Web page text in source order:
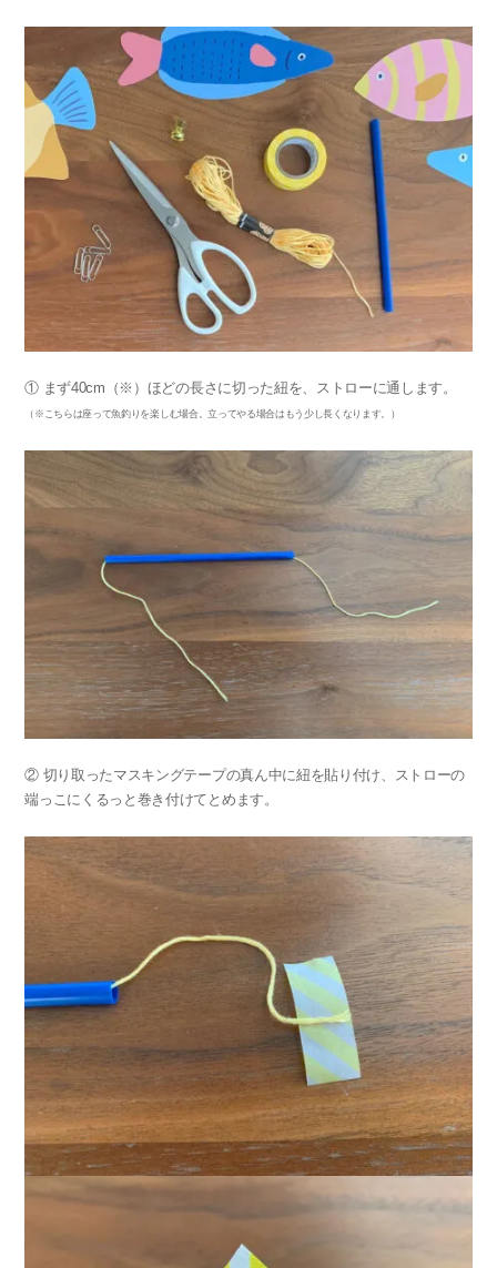
① まず40cm（※）ほどの長さに切った紐を、ストローに通します。
（※こちらは座って魚釣りを楽しむ場合。立ってやる場合はもう少し長くなります。）
② 切り取ったマスキングテープの真ん中に紐を貼り付け、ストローの
端っこにくるっと巻き付けてとめます。